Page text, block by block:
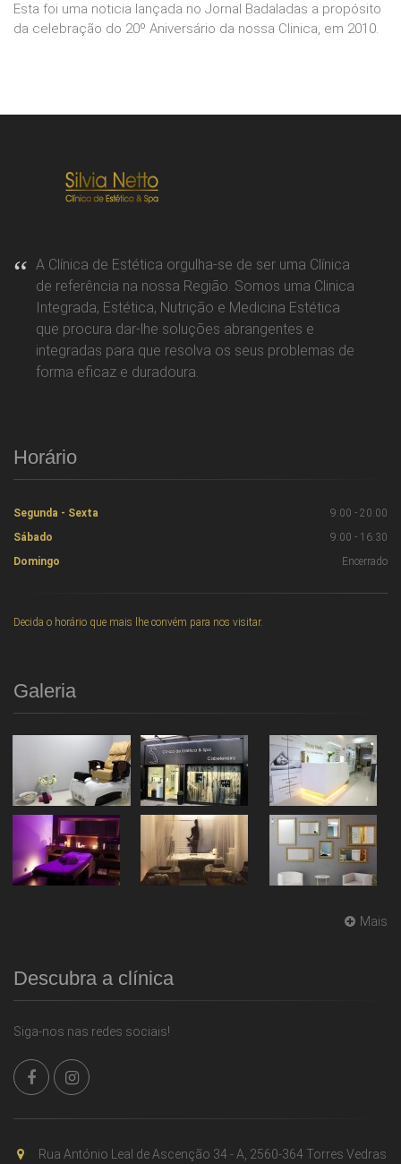
Esta foi uma noticia lançada no Jornal Badaladas a propósito
da celebração do 20º Aniversário da nossa Clinica, em 2010.
A Clínica de Estética orgulha-se de ser uma Clínica
de referência na nossa Região. Somos uma Clinica
Integrada, Estética, Nutrição e Medicina Estética
que procura dar-lhe soluções abrangentes e
integradas para que resolva os seus problemas de
forma eficaz e duradoura.
Horário
Segunda - Sexta
9:00 - 20:00
Sábado
9:00 - 16:30
Domingo
Encerrado
Decida o horário que mais lhe convém para nos visitar.
Galeria
Mais
Descubra a clínica
Siga-nos nas redes sociais!
Rua António Leal de Ascenção 34 - A, 2560-364 Torres Vedras